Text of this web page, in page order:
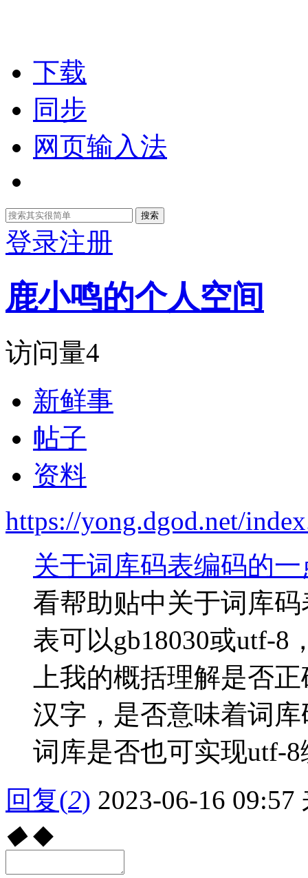
下载
同步
网页输入法
搜索
登录注册
鹿小鸣的个人空间
访问量4
新鲜事
帖子
资料
https://yong.dgod.net/
关于词库码表编码的
看帮助贴中关于词库
表可以gb18030或utf-8
上我的概括理解是否
汉字，是否意味着词
词库是否也可实现utf-
回复(2) 2023-06-16 09:57
◆ ◆